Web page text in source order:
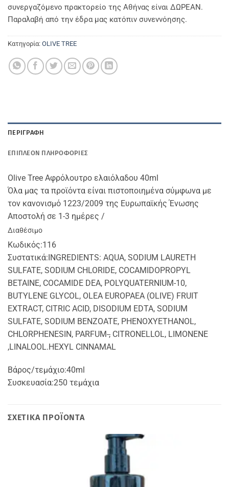
συνεργαζόμενο πρακτορείο της Αθήνας είναι ΔΩΡΕΑΝ.
Παραλαβή από την έδρα μας κατόπιν συνεννόησης.
Κατηγορία: OLIVE TREE
ΠΕΡΙΓΡΑΦΉ
ΕΠΙΠΛΈΟΝ ΠΛΗΡΟΦΟΡΊΕΣ
Olive Tree Αφρόλουτρο ελαιόλαδου 40ml
Όλα μας τα προϊόντα είναι πιστοποιημένα σύμφωνα με
τον κανονισμό 1223/2009 της Ευρωπαϊκής Ένωσης
Αποστολή σε 1-3 ημέρες /
Διαθέσιμο
Κωδικός:116
Συστατικά:INGREDIENTS: AQUA, SODIUM LAURETH
SULFATE, SODIUM CHLORIDE, COCAMIDOPROPYL
BETAINE, COCAMIDE DEA, POLYQUATERNIUM-10,
BUTYLENE GLYCOL, OLEA EUROPAEA (OLIVE) FRUIT
EXTRACT, CITRIC ACID, DISODIUM EDTA, SODIUM
SULFATE, SODIUM BENZOATE, PHENOXYETHANOL,
CHLORPHENESIN, PARFUM, CITRONELLOL, LIMONENE
,LINALOOL.HEXYL CINNAMAL
Βάρος/τεμάχιο:40ml
Συσκευασία:250 τεμάχια
ΣΧΕΤΙΚΆ ΠΡΟΪΌΝΤΑ